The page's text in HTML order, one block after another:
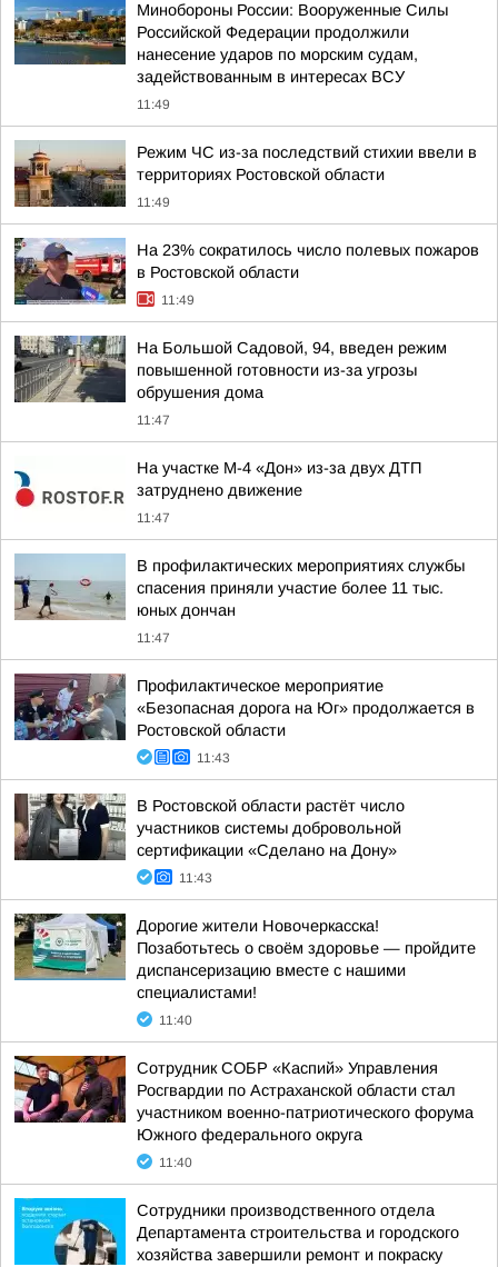
Минобороны России: Вооруженные Силы
Российской Федерации продолжили
нанесение ударов по морским судам,
задействованным в интересах ВСУ
11:49
Режим ЧС из-за последствий стихии ввели в
территориях Ростовской области
11:49
На 23% сократилось число полевых пожаров
в Ростовской области
11:49
На Большой Садовой, 94, введен режим
повышенной готовности из-за угрозы
обрушения дома
11:47
На участке М-4 «Дон» из-за двух ДТП
затруднено движение
11:47
В профилактических мероприятиях службы
спасения приняли участие более 11 тыс.
юных дончан
11:47
Профилактическое мероприятие
«Безопасная дорога на Юг» продолжается в
Ростовской области
11:43
В Ростовской области растёт число
участников системы добровольной
сертификации «Сделано на Дону»
11:43
Дорогие жители Новочеркасска!
Позаботьтесь о своём здоровье — пройдите
диспансеризацию вместе с нашими
специалистами!
11:40
Сотрудник СОБР «Каспий» Управления
Росгвардии по Астраханской области стал
участником военно-патриотического форума
Южного федерального округа
11:40
Сотрудники производственного отдела
Департамента строительства и городского
хозяйства завершили ремонт и покраску